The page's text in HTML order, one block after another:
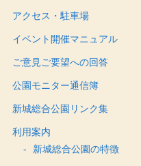
アクセス・駐車場
イベント開催マニュアル
ご意見ご要望への回答
公園モニター通信簿
新城総合公園リンク集
利用案内
新城総合公園の特徴